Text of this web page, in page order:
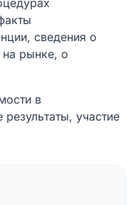
сведения о
рынке, о
в
участие